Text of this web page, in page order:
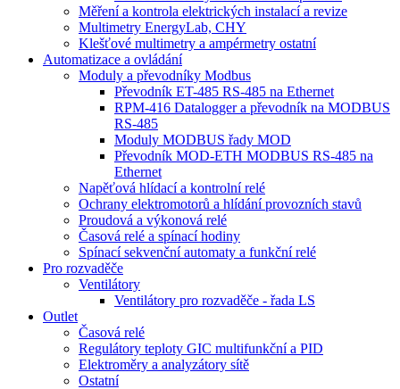
Měření a kontrola elektrických instalací a revize
Multimetry EnergyLab, CHY
Klešťové multimetry a ampérmetry ostatní
Automatizace a ovládání
Moduly a převodníky Modbus
Převodník ET-485 RS-485 na Ethernet
RPM-416 Datalogger a převodník na MODBUS
RS-485
Moduly MODBUS řady MOD
Převodník MOD-ETH MODBUS RS-485 na
Ethernet
Napěťová hlídací a kontrolní relé
Ochrany elektromotorů a hlídání provozních stavů
Proudová a výkonová relé
Časová relé a spínací hodiny
Spínací sekvenční automaty a funkční relé
Pro rozvaděče
Ventilátory
Ventilátory pro rozvaděče - řada LS
Outlet
Časová relé
Regulátory teploty GIC multifunkční a PID
Elektroměry a analyzátory sítě
Ostatní